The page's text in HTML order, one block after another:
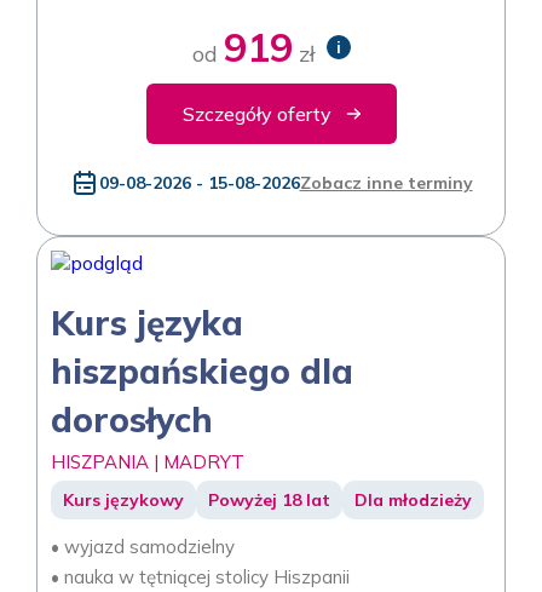
od 919 zł i
Szczegóły oferty
09-08-2026 - 15-08-2026Zobacz inne terminy
Kurs języka
hiszpańskiego dla
dorosłych
HISZPANIA | MADRYT
Kurs językowy Powyżej 18 lat Dla młodzieży
• wyjazd samodzielny
• nauka w tętniącej stolicy Hiszpanii